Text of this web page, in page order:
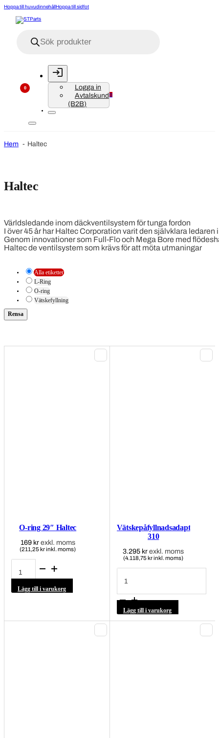
Hoppa till huvudinnehållHoppa till sidfot
Logga in
Avtalskund
(B2B)
0
0
Hem Haltec
Haltec
Världsledande inom däckventilsystem för tunga fordon
I över 45 år har Haltec Corporation varit den självklara
Genom innovationer som Full-Flo och Mega Bore med
Haltec de ventilsystem som krävs för att möta utmaningar
Alla etiketter
L-Ring
O-ring
Vätskefyllning
Rensa
O-ring 29″ Haltec
169 kr exkl. moms
(211,25 kr inkl. moms)
ring
29"
mängd
Lägg till i varukorg
Vätskepåfyllnadsadapter
310
3.295 kr exkl. moms
(4.118,75 kr inkl. moms)
310
mängd
Lägg till i varukorg